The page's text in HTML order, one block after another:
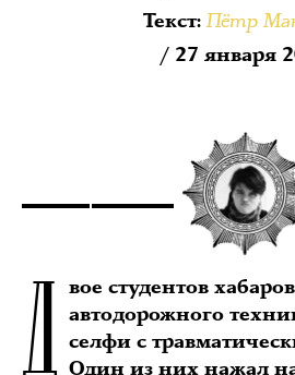
Текст:Пётр
/ 27 января
Д вое студентов
автодорожного
селфи с
Один из них нажал